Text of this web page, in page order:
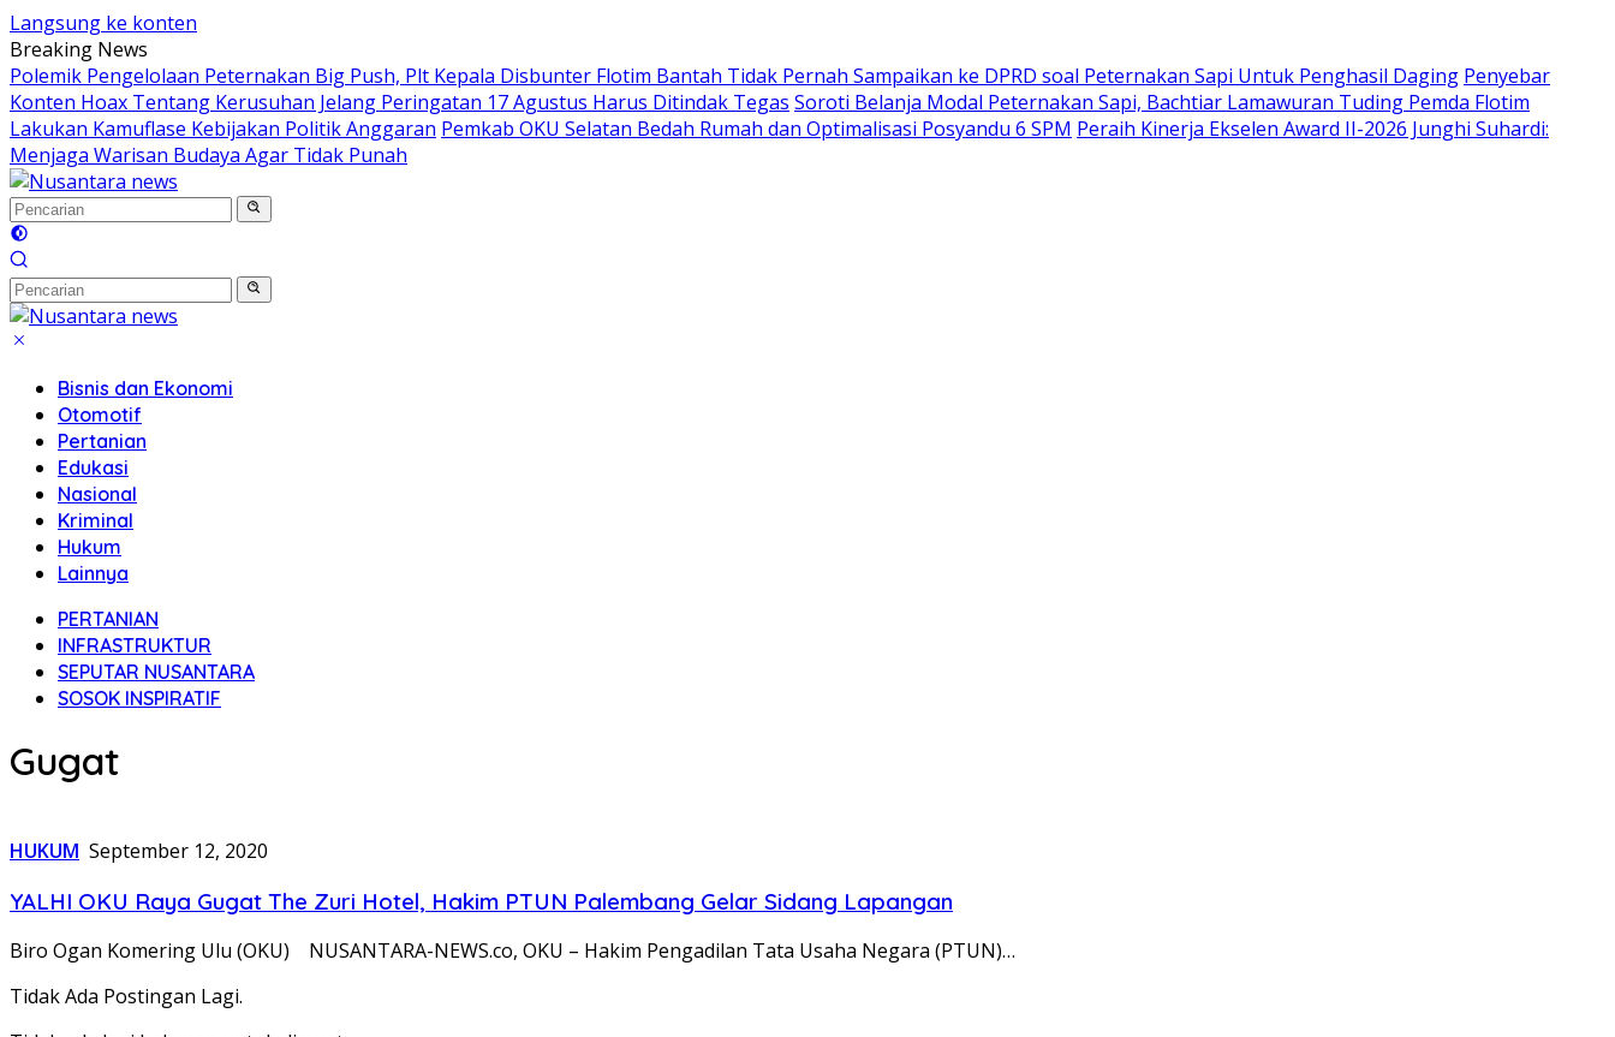
Langsung ke konten
Breaking News
Polemik Pengelolaan Peternakan Big Push, Plt Kepala Disbunter Flotim Bantah Tidak Pernah Sampaikan ke DPRD soal Peternakan Sapi Untuk Penghasil Daging Penyebar
Konten Hoax Tentang Kerusuhan Jelang Peringatan 17 Agustus Harus Ditindak Tegas Soroti Belanja Modal Peternakan Sapi, Bachtiar Lamawuran Tuding Pemda Flotim
Lakukan Kamuflase Kebijakan Politik Anggaran Pemkab OKU Selatan Bedah Rumah dan Optimalisasi Posyandu 6 SPM Peraih Kinerja Ekselen Award II-2026 Junghi Suhardi:
Menjaga Warisan Budaya Agar Tidak Punah
Bisnis dan Ekonomi
Otomotif
Pertanian
Edukasi
Nasional
Kriminal
Hukum
Lainnya
PERTANIAN
INFRASTRUKTUR
SEPUTAR NUSANTARA
SOSOK INSPIRATIF
Gugat
HUKUM September 12, 2020
YALHI OKU Raya Gugat The Zuri Hotel, Hakim PTUN Palembang Gelar Sidang Lapangan
Biro Ogan Komering Ulu (OKU) NUSANTARA-NEWS.co, OKU – Hakim Pengadilan Tata Usaha Negara (PTUN)…
Tidak Ada Postingan Lagi.